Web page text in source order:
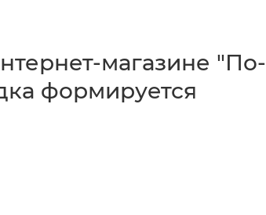
магазине "По-
формируется